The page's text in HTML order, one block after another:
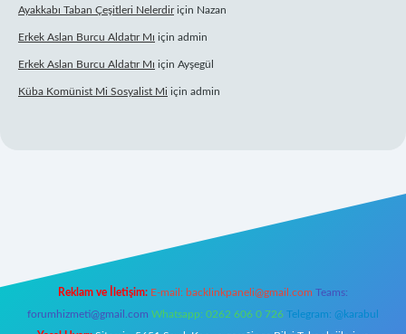
Ayakkabı Taban Çeşitleri Nelerdiriçin Nazan
Erkek Aslan Burcu Aldatır Mı için admin
Erkek Aslan Burcu Aldatır Mı için Ayşegül
Küba Komünist Mi Sosyalist Mi için admin
Reklam ve İletişim: E-mail: backlinkpaneli@gmail.com Teams:
forumhizmeti@gmail.com Whatsapp: 0262 606 0 726 Telegram: @karabul